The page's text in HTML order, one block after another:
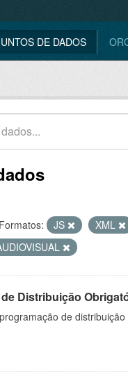
DE DADOS
Formatos: JS XML
Distribuição
de